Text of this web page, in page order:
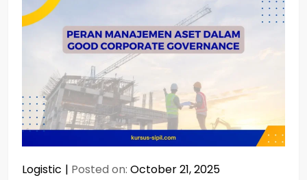
Logistic Posted on: October 21, 2025